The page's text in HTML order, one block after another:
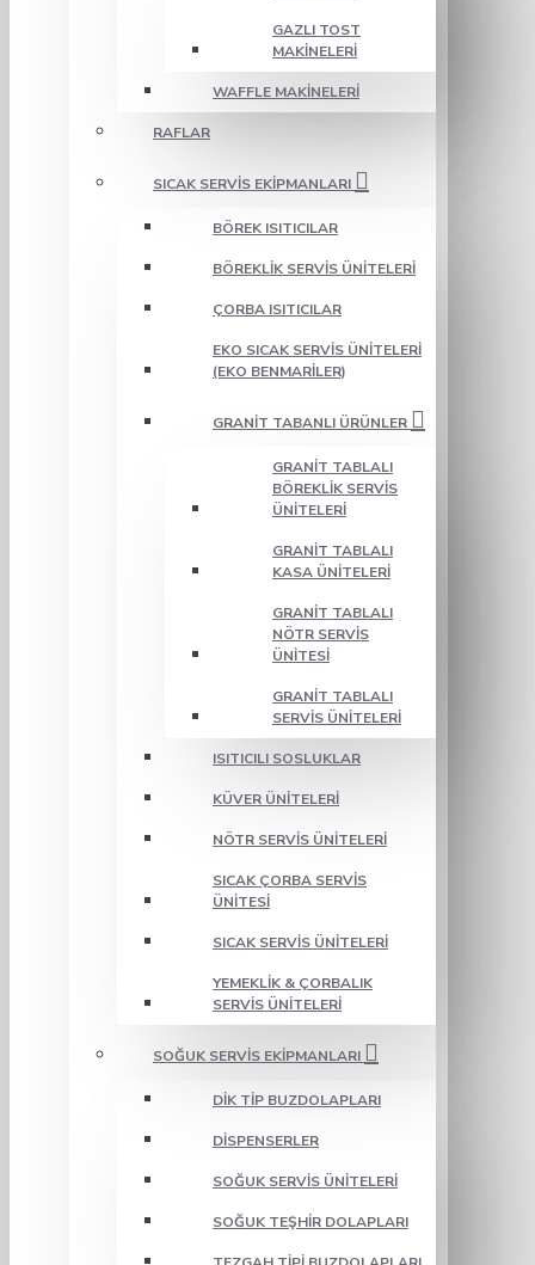
GAZLI TOST
MAKINELERI
WAFFLE MAKINELERI
RAFLAR
SICAK SERVIS EKIPMANLARI
BÖREK ISITICILAR
BÖREKLIK SERVIS ÜNITELERI
ÇORBA ISITICILAR
EKO SICAK SERVIS ÜNITELERI
(EKO BENMARILER)
GRANIT TABANLI ÜRÜNLER
GRANIT TABLALI
BÖREKLIK SERVIS
ÜNITELERI
GRANIT TABLALI
KASA ÜNITELERI
GRANIT TABLALI
NÖTR SERVIS
ÜNITESI
GRANIT TABLALI
SERVIS ÜNITELERI
ISITICILI SOSLUKLAR
KÜVER ÜNITELERI
NÖTR SERVIS ÜNITELERI
SICAK ÇORBA SERVIS
ÜNITESI
SICAK SERVIS ÜNITELERI
YEMEKLIK & ÇORBALIK
SERVIS ÜNITELERI
SOĞUK SERVIS EKIPMANLARI
DIK TIP BUZDOLAPLARI
DISPENSERLER
SOĞUK SERVIS ÜNITELERI
SOĞUK TEŞHIR DOLAPLARI